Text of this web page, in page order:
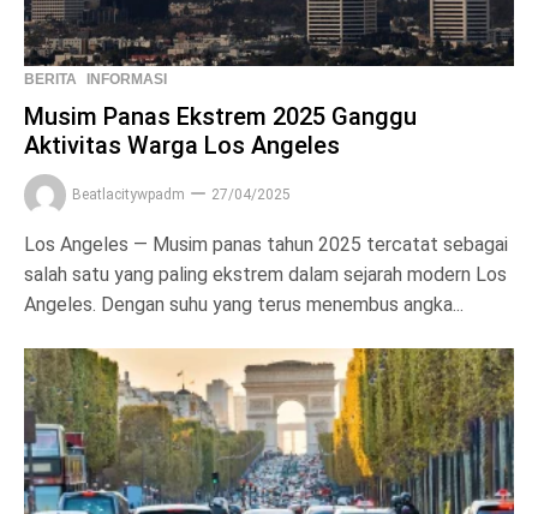
BERITA INFORMASI
Musim Panas Ekstrem 2025 Ganggu
Aktivitas Warga Los Angeles
Beatlacitywpadm 27/04/2025
Los Angeles — Musim panas tahun 2025 tercatat sebagai
salah satu yang paling ekstrem dalam sejarah modern Los
Angeles. Dengan suhu yang terus menembus angka...